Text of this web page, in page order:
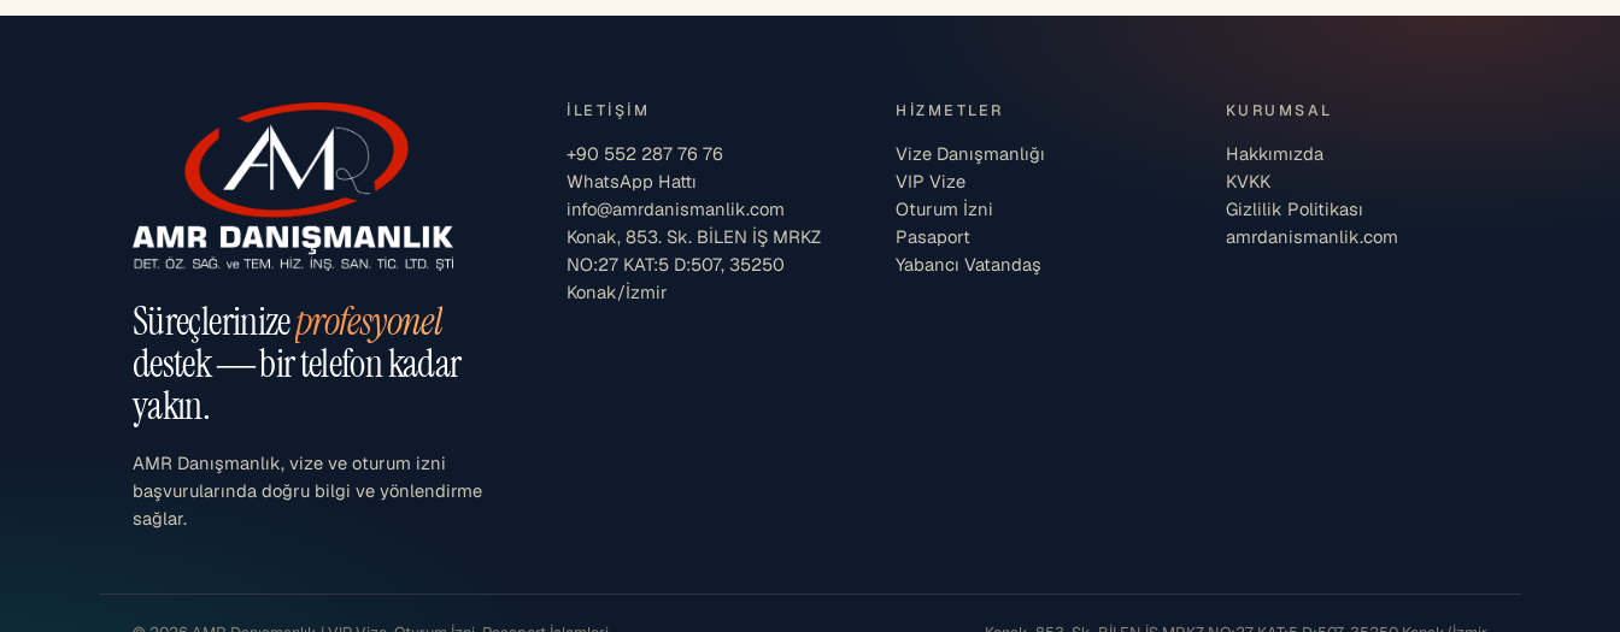
Süreçlerinizeprofesyonel
destek — bir telefon kadar
yakın.
AMR Danışmanlık, vize ve oturum izni
başvurularında doğru bilgi ve yönlendirme
sağlar.
İLETIŞIM
+90 552 287 76 76
WhatsApp Hattı
info@amrdanismanlik.com
Konak, 853. Sk. BİLEN İŞ MRKZ
NO:27 KAT:5 D:507, 35250
Konak/İzmir
HIZMETLER
Vize Danışmanlığı
VIP Vize
Oturum İzni
Pasaport
Yabancı Vatandaş
KURUMSAL
Hakkımızda
KVKK
Gizlilik Politikası
amrdanismanlik.com